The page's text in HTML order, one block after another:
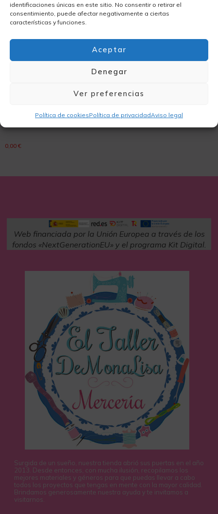
identificaciones únicas en este sitio. No consentir o retirar el
consentimiento, puede afectar negativamente a ciertas
características y funciones.
Aceptar
Denegar
Ver preferencias
Política de cookiesPolítica de privacidadAviso legal
0,00 €
Web financiada por la Unión Europea a través de los
fondos «NextGenerationEU» y el programa Kit Digital.
Surgida de un sueño, nuestra tienda abrió sus puertas en el año
2013. Desde entonces, con mucha ilusión, recopilamos los
mejores materiales y géneros para que puedas llevar a cabo
todos los proyectos que tengas en mente con la mayor calidad.
Brindamos generosamente nuestra ayuda y te invitamos a
visitarnos.